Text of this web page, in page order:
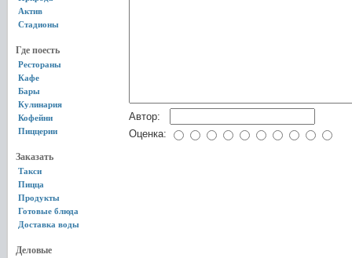
Актив
Стадионы
Где поесть
Рестораны
Кафе
Бары
Кулинария
Кофейни
Пиццерии
Заказать
Такси
Пицца
Продукты
Готовые блюда
Доставка воды
Деловые
Автор:
Оценка: